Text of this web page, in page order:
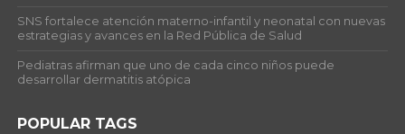
SNS fortalece atención materno-infantil y neonatal con nuevas
estrategias y avances en la Red Pública de Salud
Pediatras afirman que uno de cada cinco niños puede
desarrollar dermatitis atópica
POPULAR TAGS